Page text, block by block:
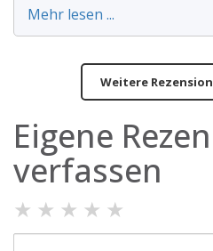
Mehr lesen ...
Weitere
Eigene
verfassen
★ ★ ★ ★ ★